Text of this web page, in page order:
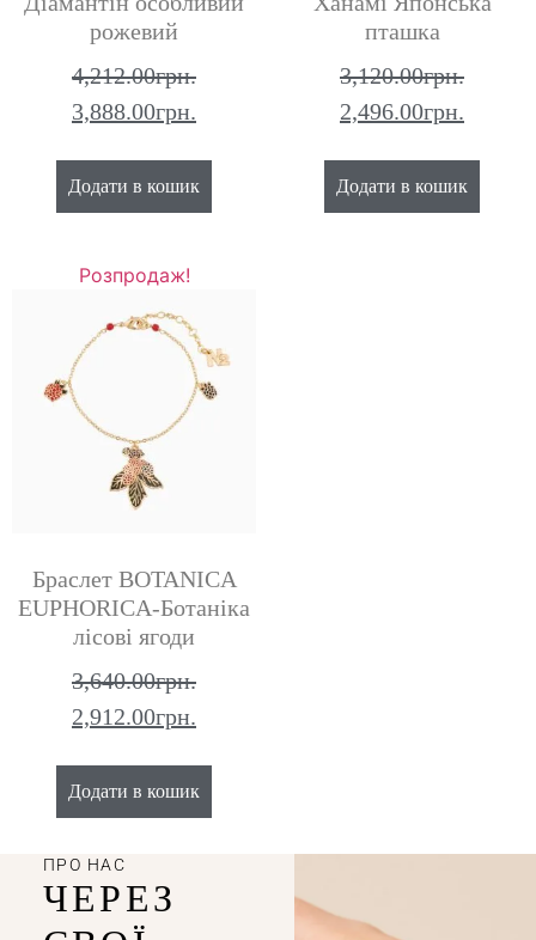
рожевий
4,212.00грн.
3,888.00грн.
Додати в кошик
пташка
3,120.00грн.
2,496.00грн.
Додати в кошик
Розпродаж!
Браслет BOTANICA
EUPHORICA-Ботаніка
лісові ягоди
3,640.00грн.
2,912.00грн.
Додати в кошик
ПРО НАС
ЧЕРЕЗ